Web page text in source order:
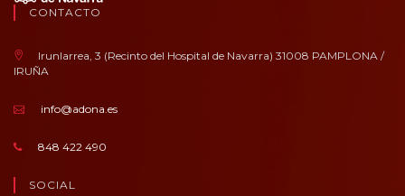
CONTACTO
Irunlarrea, 3 (Recinto del Hospital de Navarra) 31008 PAMPLONA /
IRUÑA
info@adona.es
848 422 490
SOCIAL